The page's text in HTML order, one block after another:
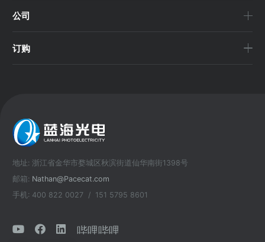
公司
订购
地址: 浙江省金华市婺城区秋滨街道仙华南街1398号
邮箱: Nathan@Pacecat.com
手机: 400 822 0027 / 151 5795 8601
哔哩哔哩